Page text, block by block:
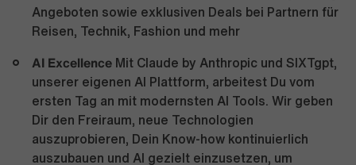
Angeboten sowie exklusiven Deals bei Partnern für
Reisen, Technik, Fashion und mehr
AI Excellence Mit Claude by Anthropic und SIXTgpt,
unserer eigenen AI Plattform, arbeitest Du vom
ersten Tag an mit modernsten AI Tools. Wir geben
Dir den Freiraum, neue Technologien
auszuprobieren, Dein Know-how kontinuierlich
auszubauen und AI gezielt einzusetzen, um